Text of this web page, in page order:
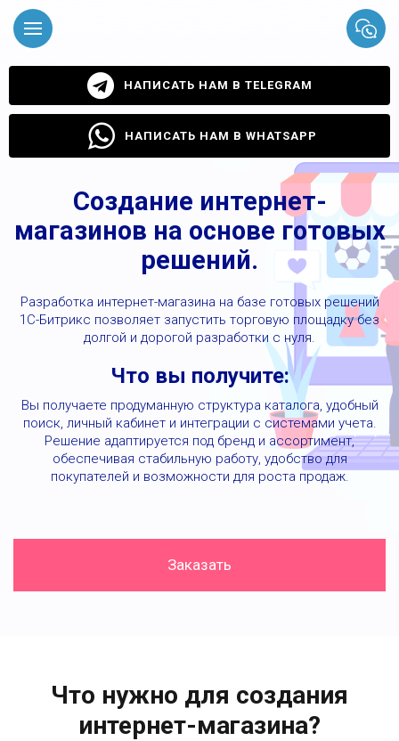
НАПИСАТЬ НАМ В TELEGRAM
НАПИСАТЬ НАМ В WHATSAPP
Создание интернет-
магазинов на основе готовых
решений.
Разработка интернет-магазина на базе готовых решений
1С-Битрикс позволяет запустить торговую площадку без
долгой и дорогой разработки с нуля.
Что вы получите:
Вы получаете продуманную структура каталога, удобный
поиск, личный кабинет и интеграции с системами учета.
Решение адаптируется под бренд и ассортимент,
обеспечивая стабильную работу, удобство для
покупателей и возможности для роста продаж.
Заказать
Что нужно для создания
интернет-магазина?